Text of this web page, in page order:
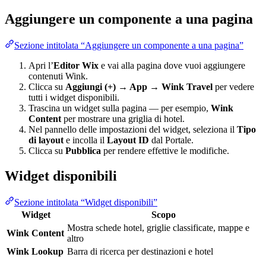
Aggiungere un componente a una pagina
Sezione intitolata “Aggiungere un componente a una pagina”
Apri l’Editor Wix e vai alla pagina dove vuoi aggiungere
contenuti Wink.
Clicca su Aggiungi (+) → App → Wink Travel per vedere
tutti i widget disponibili.
Trascina un widget sulla pagina — per esempio, Wink
Content per mostrare una griglia di hotel.
Nel pannello delle impostazioni del widget, seleziona il Tipo
di layout e incolla il Layout ID dal Portale.
Clicca su Pubblica per rendere effettive le modifiche.
Widget disponibili
Sezione intitolata “Widget disponibili”
Widget
Scopo
Wink Content
Mostra schede hotel, griglie classificate, mappe e
altro
Wink Lookup Barra di ricerca per destinazioni e hotel